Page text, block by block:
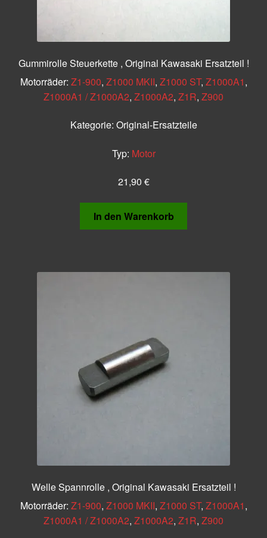
Gummirolle Steuerkette , Original Kawasaki Ersatzteil !
Motorräder: Z1-900, Z1000 MKII, Z1000 ST, Z1000A1,
Z1000A1 / Z1000A2, Z1000A2, Z1R, Z900
Kategorie: Original-Ersatzteile
Typ: Motor
21,90 €
In den Warenkorb
Welle Spannrolle , Original Kawasaki Ersatzteil !
Motorräder: Z1-900, Z1000 MKII, Z1000 ST, Z1000A1,
Z1000A1 / Z1000A2, Z1000A2, Z1R, Z900